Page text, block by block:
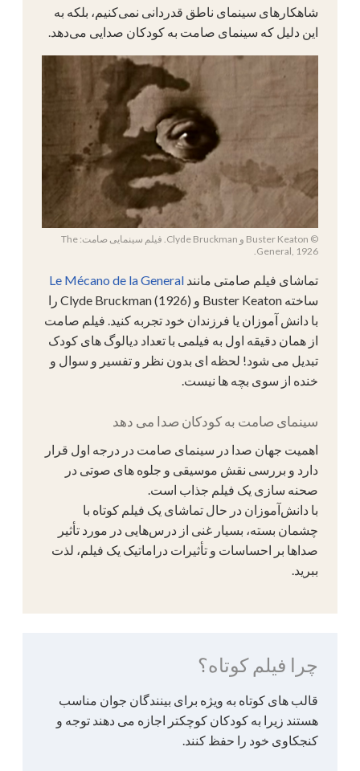
شاهکارهای سینمای ناطق قدردانی نمی‌کنیم، بلکه به
این دلیل که سینمای صامت به کودکان صدایی می‌دهد.
© Buster Keaton و Clyde Bruckman. فیلم سینمایی صامت: The
General, 1926.
تماشای فیلم صامتی مانند Le Mécano de la General
ساخته Buster Keaton و Clyde Bruckman (1926) را
با دانش آموزان یا فرزندان خود تجربه کنید. فیلم صامت
از همان دقیقه اول به فیلمی با تعداد دیالوگ های کودک
تبدیل می شود! لحظه ای بدون نظر و تفسیر و سوال و
خنده از سوی بچه ها نیست.
سینمای صامت به کودکان صدا می دهد
اهمیت جهان صدا در سینمای صامت در درجه اول قرار
دارد و بررسی نقش موسیقی و جلوه های صوتی در
صحنه سازی یک فیلم جذاب است.
با دانش‌آموزان در حال تماشای یک فیلم کوتاه با
چشمان بسته، بسیار غنی از درس‌هایی در مورد تأثیر
صداها بر احساسات و تأثیرات دراماتیک یک فیلم، لذت
ببرید.
چرا فیلم کوتاه؟
قالب های کوتاه به ویژه برای بینندگان جوان مناسب
هستند زیرا به کودکان کوچکتر اجازه می دهند توجه و
کنجکاوی خود را حفظ کنند.